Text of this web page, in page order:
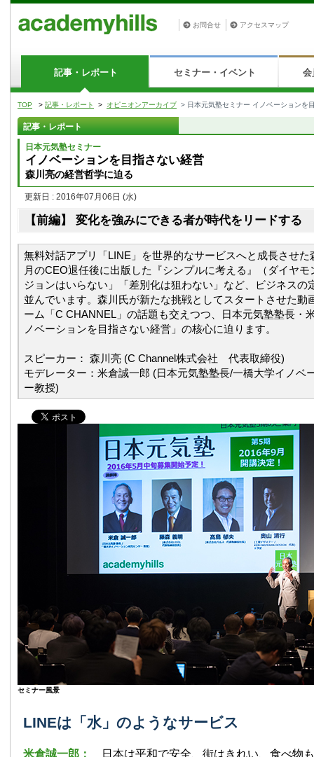
お問合せ アクセスマップ
記事・レポート セミナー・イベント 会
TOP > 記事・レポート > オピニオンアーカイブ > 日本元気塾セミナー イノベーションを
記事・レポート
日本元気塾セミナー
イノベーションを目指さない経営
森川亮の経営哲学に迫る
更新日 : 2016年07月06日 (水)
【前編】 変化を強みにできる者が時代をリードする
無料対話アプリ「LINE」を世界的なサービスへと成長させた
月のCEO退任後に出版した『シンプルに考える』（ダイヤ
ジョンはいらない」「差別化は狙わない」など、ビジネスの
並んでいます。森川氏が新たな挑戦としてスタートさせた動
ーム「C CHANNEL」の話題も交えつつ、日本元気塾塾長・
ノベーションを目指さない経営」の核心に迫ります。
スピーカー： 森川亮 (C Channel株式会社 代表取締役)
モデレーター：米倉誠一郎 (日本元気塾塾長/一橋大学イノベ
ー教授)
セミナー風景
LINEは「水」のようなサービス
米倉誠一郎：
日本は平和で安全、街はきれい、食べ物